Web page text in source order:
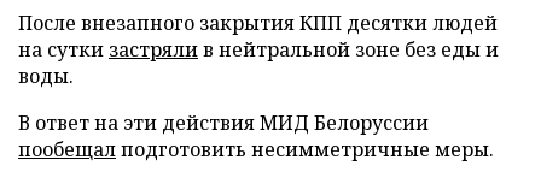
После внезапного закрытия КПП десятки людей
на сутки застрялив нейтральной зоне без еды и
воды.
В ответ на эти действия МИД Белоруссии
пообещалподготовить несимметричные меры.